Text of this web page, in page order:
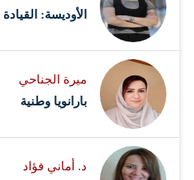
الأوديسة:
ميرة الجناحي
بارانويا وطنية
د. أماني فؤاد